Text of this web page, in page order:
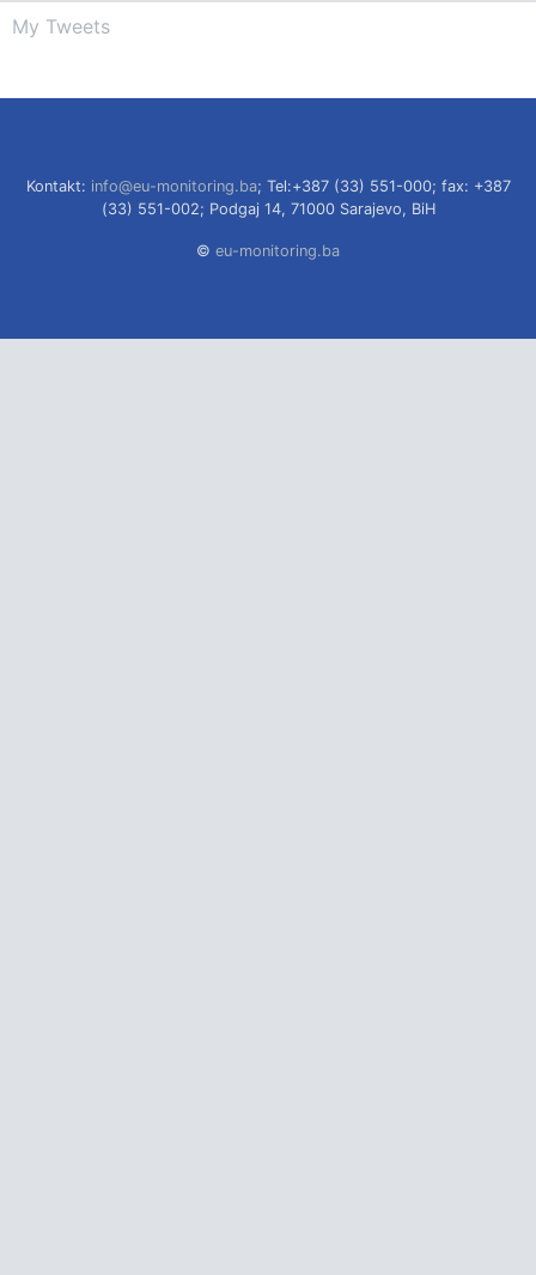
My Tweets
Kontakt: info@eu-monitoring.ba; Tel:+387 (33) 551-000; fax: +387
(33) 551-002; Podgaj 14, 71000 Sarajevo, BiH
© eu-monitoring.ba